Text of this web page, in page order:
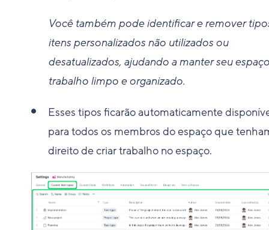
Você também pode identificar e remover
itens personalizados não utilizados ou
desatualizados, ajudando a manter seu
trabalho limpo e organizado.
Esses tipos ficarão automaticamente
para todos os membros do espaço que
direito de criar trabalho no espaço.